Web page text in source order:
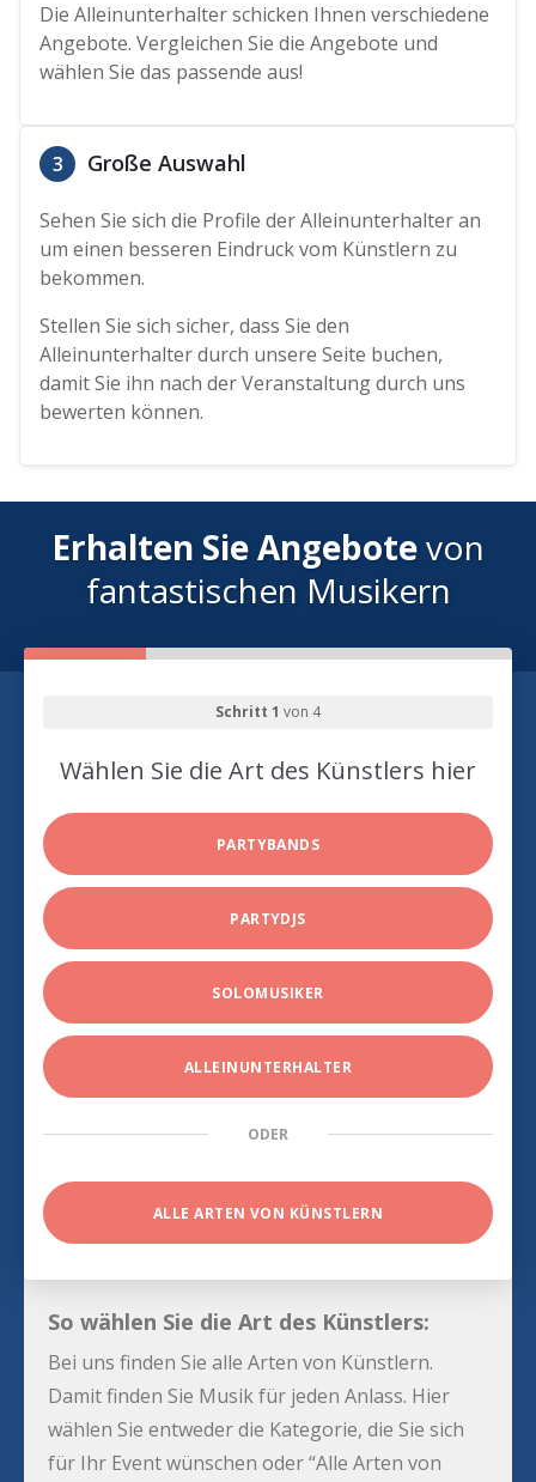
Die Alleinunterhalter schicken Ihnen verschiedene
Angebote. Vergleichen Sie die Angebote und
wählen Sie das passende aus!
3 Große Auswahl
Sehen Sie sich die Profile der Alleinunterhalter an
um einen besseren Eindruck vom Künstlern zu
bekommen.
Stellen Sie sich sicher, dass Sie den
Alleinunterhalter durch unsere Seite buchen,
damit Sie ihn nach der Veranstaltung durch uns
bewerten können.
Erhalten Sie Angebotevon
fantastischen Musikern
Schritt 1 von 4
Wählen Sie die Art des Künstlers hier
PARTYBANDS
PARTYDJS
SOLOMUSIKER
ALLEINUNTERHALTER
ODER
ALLE ARTEN VON KÜNSTLERN
So wählen Sie die Art des Künstlers:
Bei uns finden Sie alle Arten von Künstlern.
Damit finden Sie Musik für jeden Anlass. Hier
wählen Sie entweder die Kategorie, die Sie sich
für Ihr Event wünschen oder “Alle Arten von